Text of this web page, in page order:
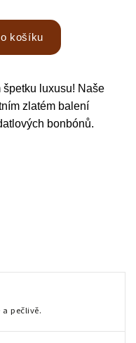
košíku
luxusu! Naše
zlatém balení
bonbónů.
pečlivě.